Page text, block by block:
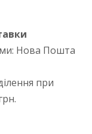
Нова Пошта
при